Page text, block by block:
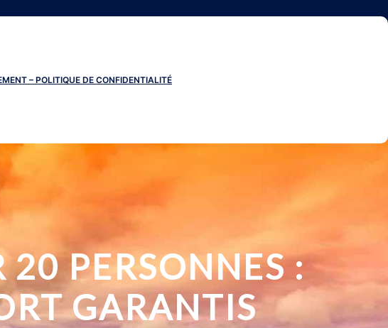
– POLITIQUE DE CONFIDENTIALITÉ
20 PERSONNES :
GARANTIS